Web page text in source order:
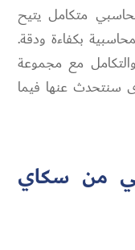
متكامل يتيح
بكفاءة ودقة.
والتكامل مع مجموعة
سنتحدث عنها فيما
من سكاي